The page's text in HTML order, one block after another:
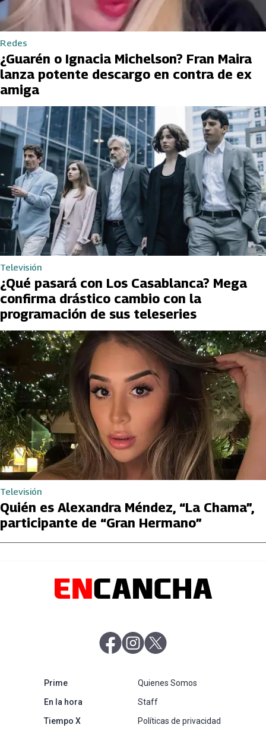
Redes
¿Guarén o Ignacia Michelson? Fran Maira
lanza potente descargo en contra de ex
amiga
Televisión
¿Qué pasará con Los Casablanca? Mega
confirma drástico cambio con la
programación de sus teleseries
Televisión
Quién es Alexandra Méndez, “La Chama”,
participante de “Gran Hermano”
abre en nueva pestaña
abre en nueva pestaña
Primeabre en nueva pestaña
En la horaabre en nueva pestaña
Tiempo Xabre en nueva pestaña
Quienes Somos
Staff
Políticas de privacidad